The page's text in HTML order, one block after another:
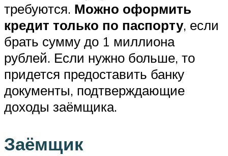
требуются. Можно оформить
кредит только по паспорту, если
брать сумму до 1 миллиона
рублей. Если нужно больше, то
придется предоставить банку
документы, подтверждающие
доходы заёмщика.
Заёмщик